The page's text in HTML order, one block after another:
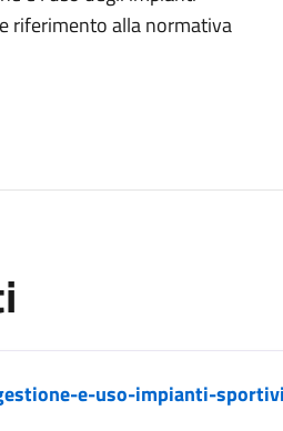
riferimento alla normativa
e-uso-impianti-